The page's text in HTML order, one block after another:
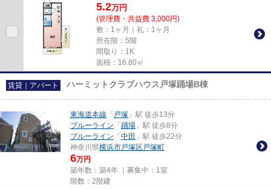
5.2万円
(管理費・共益費 3,000円)
敷：1ヶ月｜礼：1ヶ月
所在階：5階
間取り：1K
面積：16.80㎡
賃貸｜アパート ハーミットクラブハウス戸塚踊場B棟
東海道本線 「 戸塚 」駅 徒歩13分
ブルーライン 「 踊場 」駅 徒歩8分
ブルーライン 「 中田 」駅 徒歩22分
神奈川県横浜市戸塚区 戸塚町
6万円
築年数：築4年 ｜募集中： 1室
階数：2階建